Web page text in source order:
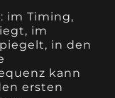
im Timing,
im
in den
kann
ersten